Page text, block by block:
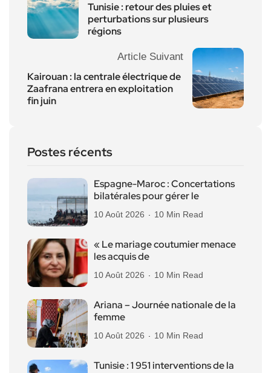
Tunisie : retour des pluies et
perturbations sur plusieurs
régions
Article Suivant
Kairouan : la centrale électrique de
Zaafrana entrera en exploitation
fin juin
Postes récents
Espagne-Maroc : Concertations
bilatérales pour gérer le
10 Août 2026 10 Min Read
« Le mariage coutumier menace
les acquis de
10 Août 2026 10 Min Read
Ariana – Journée nationale de la
femme
10 Août 2026 10 Min Read
Tunisie : 1 951 interventions de la